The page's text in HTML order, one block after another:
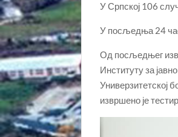
У Српској 106
У посљедња 24
Од посљедњег
Институту за
Универзитетској
извршено је